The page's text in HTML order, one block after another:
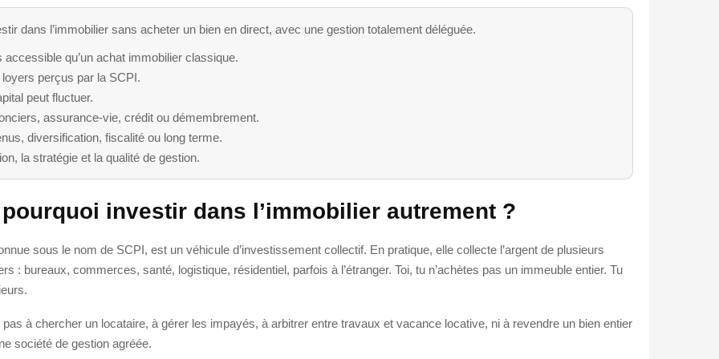
dans l’immobilier sans acheter un bien en direct, avec une gestion totalement déléguée.
qu’un achat immobilier classique.
perçus par la SCPI.
peut fluctuer.
assurance-vie, crédit ou démembrement.
diversification, fiscalité ou long terme.
la stratégie et la qualité de gestion.
pourquoi investir dans l’immobilier autrement ?
sous le nom de SCPI, est un véhicule d’investissement collectif. En pratique, elle collecte l’argent de plusieurs
: bureaux, commerces, santé, logistique, résidentiel, parfois à l’étranger. Toi, tu n’achètes pas un immeuble entier. Tu
pas à chercher un locataire, à gérer les impayés, à arbitrer entre travaux et vacance locative, ni à revendre un bien entier
société de gestion agréée.